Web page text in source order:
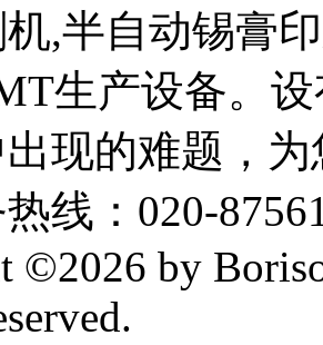
,半自动锡膏
生产设备。
现的难题，
线：020-
©2026 by